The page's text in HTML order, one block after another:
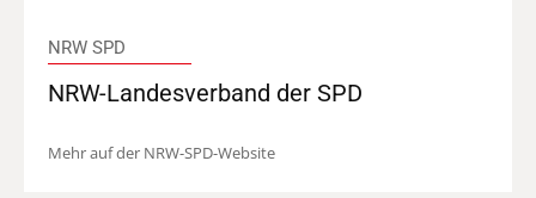
NRW SPD
NRW-Landesverband der SPD
Mehr auf der NRW-SPD-Website